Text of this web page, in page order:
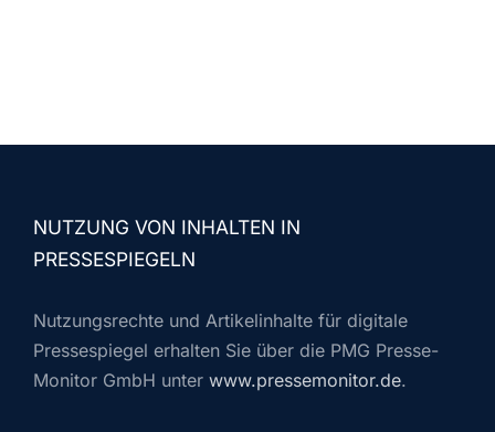
NUTZUNG VON INHALTEN IN
PRESSESPIEGELN
Nutzungsrechte und Artikelinhalte für digitale
Pressespiegel erhalten Sie über die PMG Presse-
Monitor GmbH unter www.pressemonitor.de.